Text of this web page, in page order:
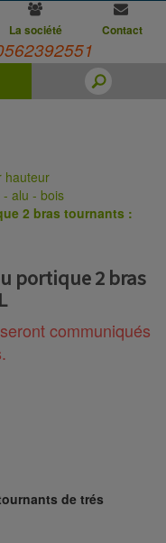
La société Contact
hauteur
alu - bois
2 bras tournants :
portique 2 bras
communiqués
de trés